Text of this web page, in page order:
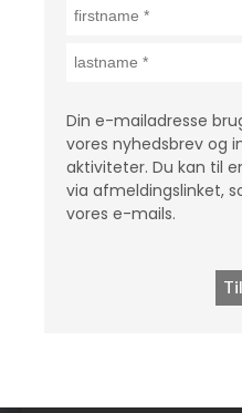
Din e-mailadresse
vores nyhedsbrev og
aktiviteter. Du kan til
via afmeldingslinket,
vores e-mails.